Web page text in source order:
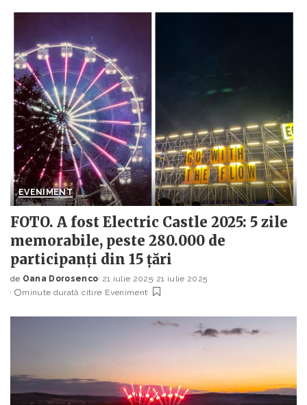
EVENIMENT
FOTO. A fost Electric Castle 2025: 5 zile
memorabile, peste 280.000 de
participanți din 15 țări
Posted
by
de Oana Dorosenco 21 iulie 2025 21 iulie 2025
minute durată citire Eveniment